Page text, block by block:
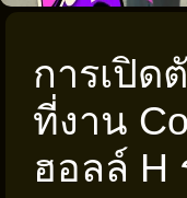
การเปิด
ที่งาน
ฮอลล์ H